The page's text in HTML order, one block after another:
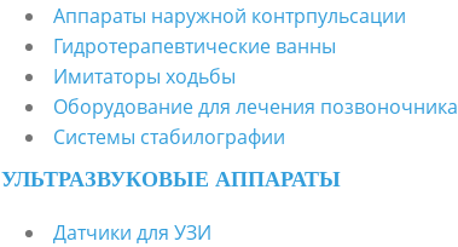
Аппараты наружной контрпульсации
Гидротерапевтические ванны
Имитаторы ходьбы
Оборудование для лечения позвоночника
Системы стабилографии
УЛЬТРАЗВУКОВЫЕ АППАРАТЫ
Датчики для УЗИ